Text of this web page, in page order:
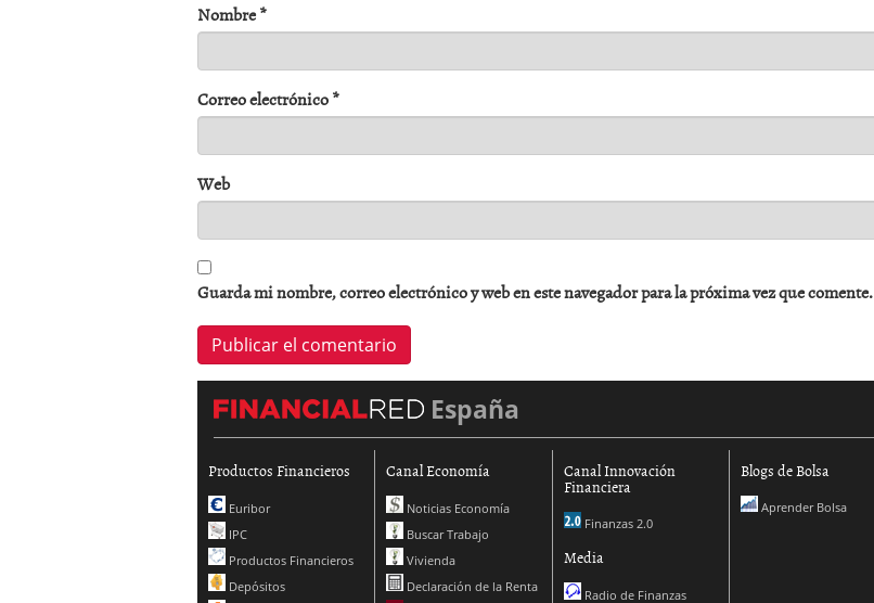
Nombre*
Correo electrónico*
Web
Guarda mi nombre, correo electrónico y web en este navegador para la próxima vez que comente.
España
Productos Financieros
Euribor
IPC
Productos Financieros
Depósitos
Canal Economía
Noticias Economía
Buscar Trabajo
Vivienda
Declaración de la Renta
Canal Innovación
Financiera
Finanzas 2.0
Media
Radio de Finanzas
Blogs de Bolsa
Aprender Bolsa